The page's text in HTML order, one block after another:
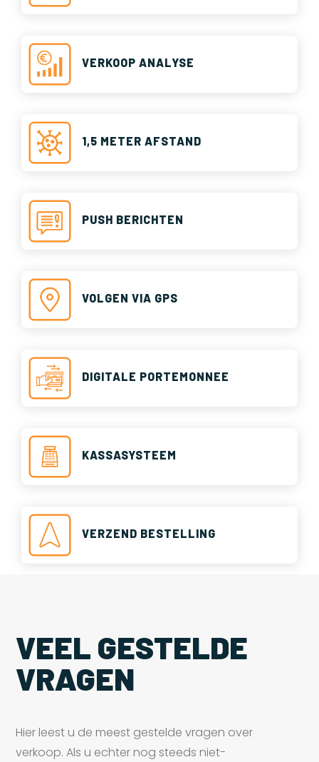
VERKOOP ANALYSE
1,5 METER AFSTAND
PUSH BERICHTEN
VOLGEN VIA GPS
DIGITALE PORTEMONNEE
KASSASYSTEEM
VERZEND BESTELLING
VEEL GESTELDE
VRAGEN
Hier leest u de meest gestelde vragen over
verkoop. Als u echter nog steeds niet-